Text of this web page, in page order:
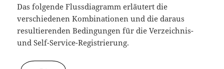
Das folgende Flussdiagramm erläutert die
verschiedenen Kombinationen und die daraus
resultierenden Bedingungen für die Verzeichnis-
und Self-Service-Registrierung.